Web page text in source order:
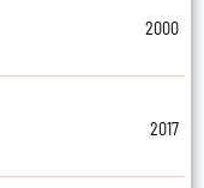
2000
2017